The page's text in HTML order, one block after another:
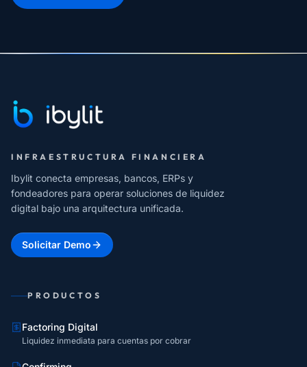
INFRAESTRUCTURA FINANCIERA
Ibylit conecta empresas, bancos, ERPs y
fondeadores para operar soluciones de liquidez
digital bajo una arquitectura unificada.
Solicitar Demo
PRODUCTOS
Factoring Digital
Liquidez inmediata para cuentas por cobrar